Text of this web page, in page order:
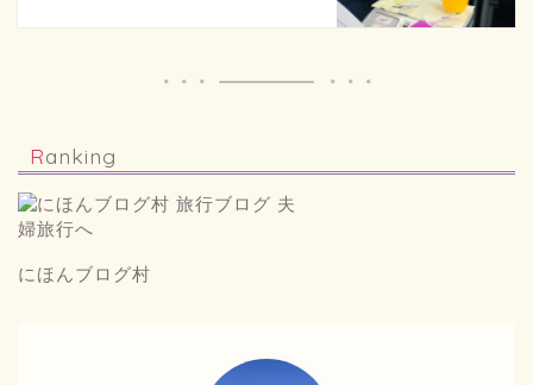
Ranking
にほんブログ村